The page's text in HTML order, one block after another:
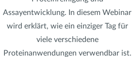
Assayentwicklung. In diesem Webinar
wird erklärt, wie ein einziger Tag für
viele verschiedene
Proteinanwendungen verwendbar ist.